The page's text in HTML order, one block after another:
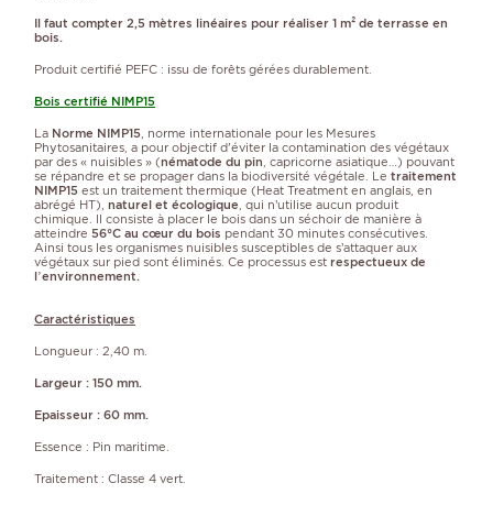
Il faut compter 2,5 mètres linéaires pour réaliser 1 m² de terrasse en
bois.
Produit certifié PEFC : issu de forêts gérées durablement.
Bois certifié NIMP15
La Norme NIMP15 , norme internationale pour les Mesures
Phytosanitaires, a pour objectif d'éviter la contamination des végétaux
par des « nuisibles » (nématode du pin , capricorne asiatique…) pouvant
se répandre et se propager dans la biodiversité végétale. Le traitement
NIMP15 est un traitement thermique (Heat Treatment en anglais, en
abrégé HT), naturel et écologique , qui n’utilise aucun produit
chimique. Il consiste à placer le bois dans un séchoir de manière à
atteindre 56°C au cœur du bois pendant 30 minutes consécutives.
Ainsi tous les organismes nuisibles susceptibles de s’attaquer aux
végétaux sur pied sont éliminés. Ce processus est respectueux de
l’environnement.
Caractéristiques
Longueur : 2,40 m.
Largeur : 150 mm.
Epaisseur : 60 mm.
Essence : Pin maritime.
Traitement : Classe 4 vert.